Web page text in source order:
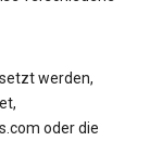
werden,
oder die